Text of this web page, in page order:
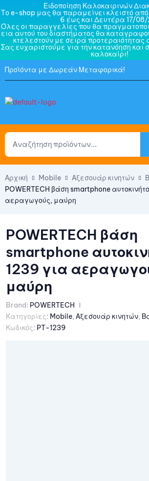
Ειδοποίηση Καλοκαιρινών
Το e-shop μας θα παραμείνει κλειστό
6 έως και Δευτέρα 17/
Όλες οι παραγγελίες που θα
εια αυτού του διαστήματος θα
κτελεστούν με σειρά προτεραιότητας
Σας ευχαριστούμε για την κατανόηση
καλοκαίρι!
Προϊόντα με Δωρεάν Μεταφορικά!
Αρχική Mobile Αξεσουάρ κινητών
POWERTECH βάση smartphone
αεραγωγούς, μαύρη
POWERTECH βάση
smartphone
1239 για
μαύρη
Brand: POWERTECH
Κατηγορίες: Mobile, Αξεσουάρ κινητών,
Κωδικός: PT-1239